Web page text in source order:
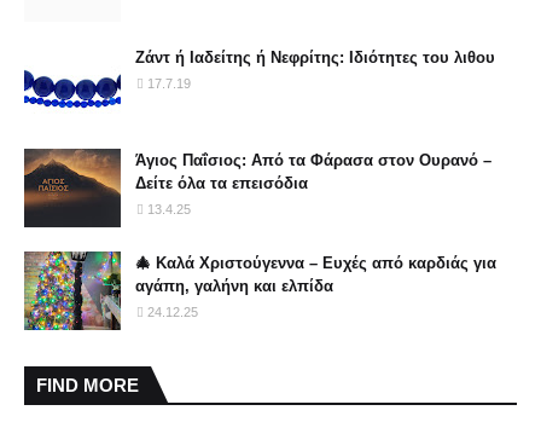
Ζάντ ή Ιαδείτης ή Νεφρίτης: Ιδιότητες του λιθου
17.7.19
Άγιος Παΐσιος: Από τα Φάρασα στον Ουρανό –
Δείτε όλα τα επεισόδια
13.4.25
🎄 Καλά Χριστούγεννα – Ευχές από καρδιάς για
αγάπη, γαλήνη και ελπίδα
24.12.25
FIND MORE